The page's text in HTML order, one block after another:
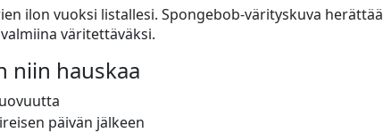
ilon vuoksi listallesi. Spongebob-värityskuva herättää
väritettäväksi.
niin hauskaa
päivän jälkeen